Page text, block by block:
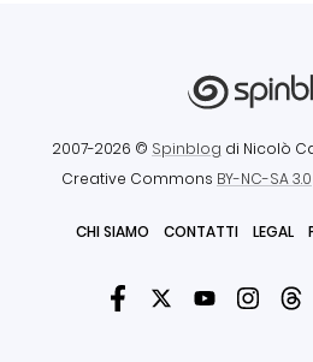
2007-2026 © Spinblog di Nicolò
Creative Commons BY-NC-SA 3.0
CHI SIAMO CONTATTI LEGAL